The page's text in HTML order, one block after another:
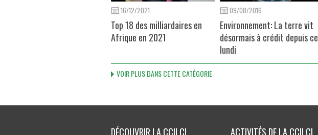
16/12/2021
Top 18 des milliardaires en
Afrique en 2021
09/08/2016
Environnement: La terre vit
désormais à crédit depuis ce
lundi
VOIR PLUS DANS CETTE CATÉGORIE
DÉCOUVRIR LA CCILCI ACTIVITÉS DE LA CCILCI